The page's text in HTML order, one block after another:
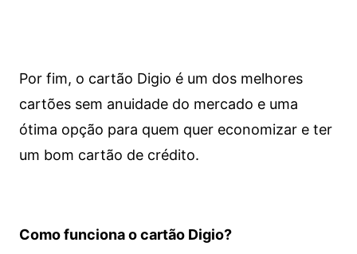
Por fim, o cartão Digio é um dos melhores
cartões sem anuidade do mercado e uma
ótima opção para quem quer economizar e ter
um bom cartão de crédito.
Como funciona o cartão Digio?